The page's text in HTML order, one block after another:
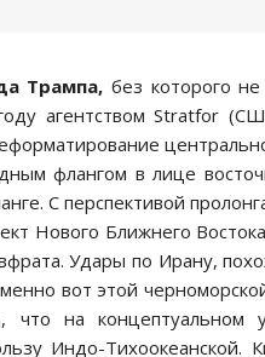
Трампа, без которого
агентством Stratfor
флангом в лице
С перспективой
Нового Ближнего
Удары по Ирану,
вот этой
что на концептуальном
Индо-Тихоокеанской.